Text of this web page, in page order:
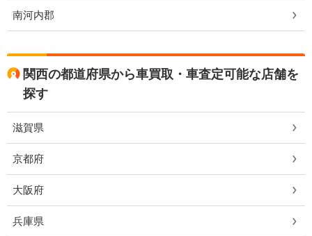
南河内郡
関西の都道府県から車買取・車査定可能な店舗を
探す
滋賀県
京都府
大阪府
兵庫県